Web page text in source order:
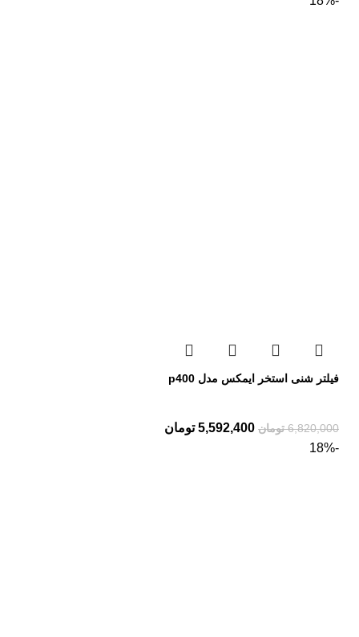
فیلتر شنی استخر ایمکس مدل p400
6,820,000 تومان 5,592,400 تومان
-18%